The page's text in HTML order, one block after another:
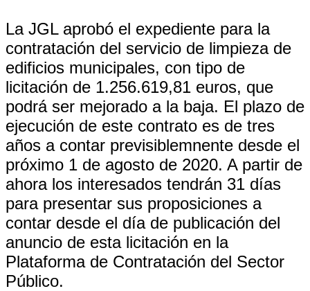
La JGL aprobó el expediente para la
contratación del servicio de limpieza de
edificios municipales, con tipo de
licitación de 1.256.619,81 euros, que
podrá ser mejorado a la baja. El plazo de
ejecución de este contrato es de tres
años a contar previsiblemnente desde el
próximo 1 de agosto de 2020. A partir de
ahora los interesados tendrán 31 días
para presentar sus proposiciones a
contar desde el día de publicación del
anuncio de esta licitación en la
Plataforma de Contratación del Sector
Público.